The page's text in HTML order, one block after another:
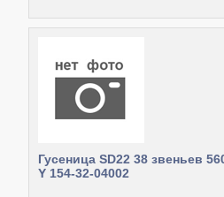
Гусеница SD22 38 звеньев
Y 154-32-04002